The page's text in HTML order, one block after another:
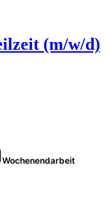
(m/w/d)
Wochenendarbeit